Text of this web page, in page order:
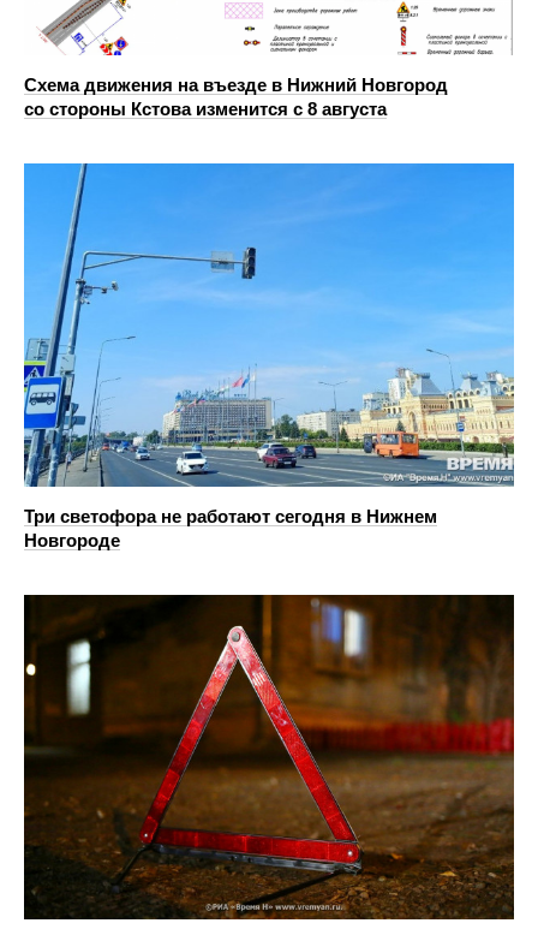
Схема движения на въезде в Нижний Новгород
со стороны Кстова изменится с 8 августа
Три светофора не работают сегодня в Нижнем
Новгороде